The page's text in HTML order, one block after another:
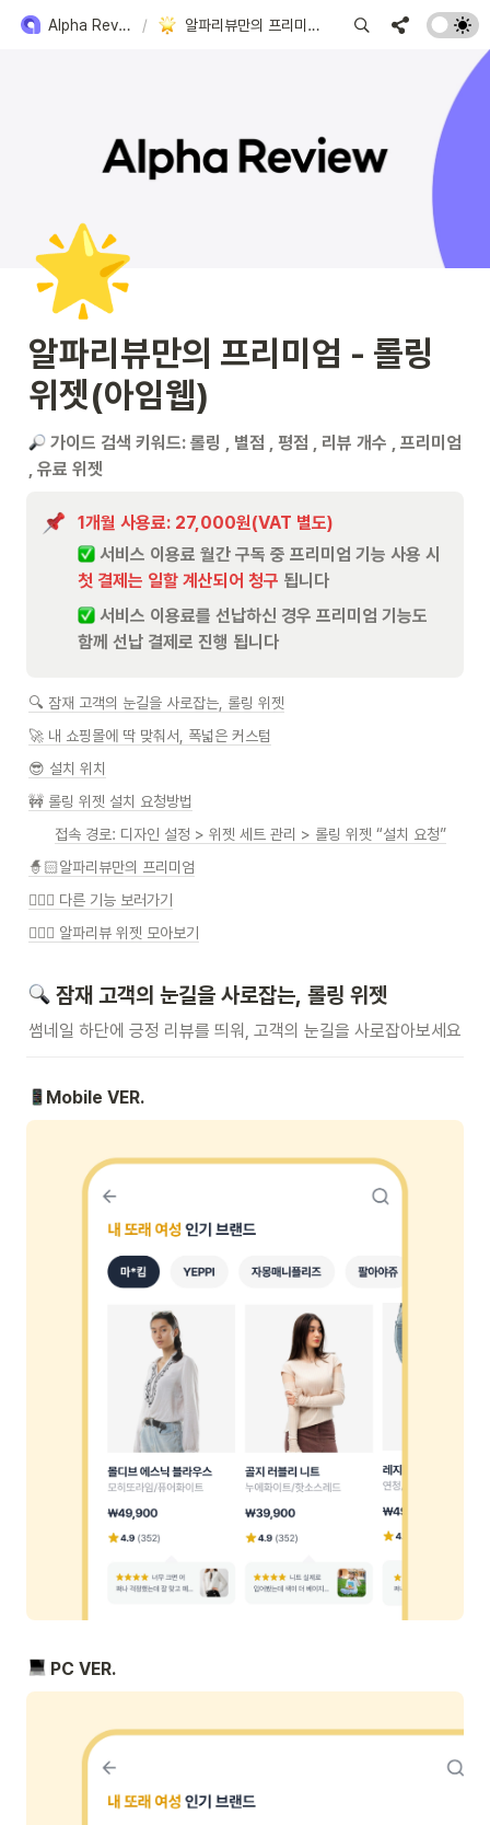
Alpha Review 사용 방법 / 알파리뷰만의 프리미엄 - 롤링위젯(아임웹)
🌟
알파리뷰만의 프리미엄 - 롤링
위젯(아임웹)
가이드 검색 키워드: 롤링 , 별점 , 평점 , 리뷰 개수 , 프리미엄
, 유료 위젯
1개월 사용료: 27,000원(VAT 별도)
첫 결제는 일할 계산되어 청구 됩니다
서비스 이용료를 선납하신 경우 프리미엄 기능도
함께 선납 결제로 진행 됩니다
🔍 잠재 고객의 눈길을 사로잡는, 롤링 위젯
🚀 내 쇼핑몰에 딱 맞춰서, 폭넓은 커스텀
😎 설치 위치
🚧 롤링 위젯 설치 요청방법
접속 경로: 디자인 설정 > 위젯 세트 관리 > 롤링 위젯 “설치 요청”
🧙🏻알파리뷰만의 프리미엄
🧙🏻‍♀️ 다른 기능 보러가기
🧙🏻‍♂️ 알파리뷰 위젯 모아보기
잠재 고객의 눈길을 사로잡는, 롤링 위젯
썸네일 하단에 긍정 리뷰를 띄워, 고객의 눈길을 사로잡아보세요
Mobile VER.
PC VER.